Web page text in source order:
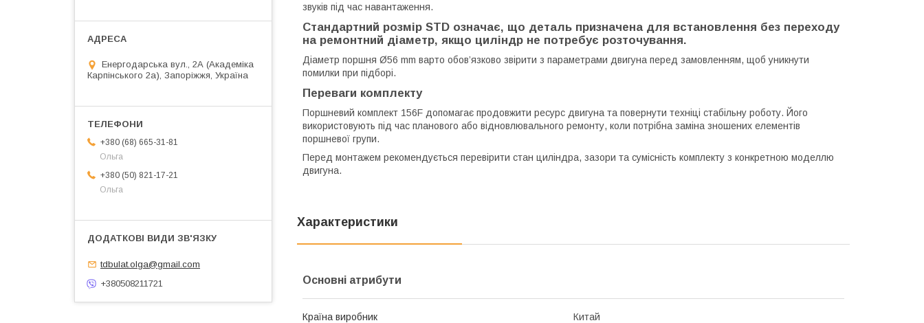
звуків під час навантаження.
Стандартний розмір STD означає, що деталь призначена для встановлення без переходу
на ремонтний діаметр, якщо циліндр не потребує розточування.
Діаметр поршня Ø56 mm варто обов’язково звірити з параметрами двигуна перед замовленням, щоб уникнути
помилки при підборі.
Переваги комплекту
Поршневий комплект 156F допомагає продовжити ресурс двигуна та повернути техніці стабільну роботу. Його
використовують під час планового або відновлювального ремонту, коли потрібна заміна зношених елементів
поршневої групи.
Перед монтажем рекомендується перевірити стан циліндра, зазори та сумісність комплекту з конкретною моделлю
двигуна.
Характеристики
Основні атрибути
Країна виробник Китай
Енергодарська вул., 2А (Академіка
Карпінського 2а), Запоріжжя, Україна
+380 (68) 665-31-81
Ольга
+380 (50) 821-17-21
Ольга
tdbulat.olga@gmail.com
+380508211721